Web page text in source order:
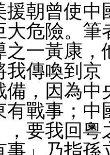
援朝曾使中
大危險。筆
之一黃康，
我傳喚到京
備，因為中
有戰事；中
，要我回粵
事」乃指